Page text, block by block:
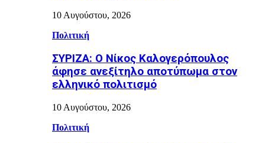
10 Αυγούστου, 2026
Πολιτική
ΣΥΡΙΖΑ: Ο Νίκος Καλογερόπουλος
άφησε ανεξίτηλο αποτύπωμα στον
ελληνικό πολιτισμό
10 Αυγούστου, 2026
Πολιτική